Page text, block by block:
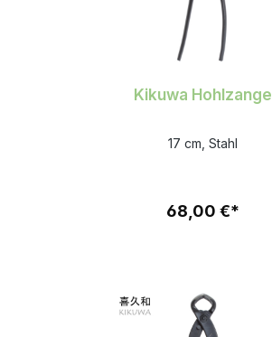
Kikuwa Hohlzange
17 cm, Stahl
68,00 €*